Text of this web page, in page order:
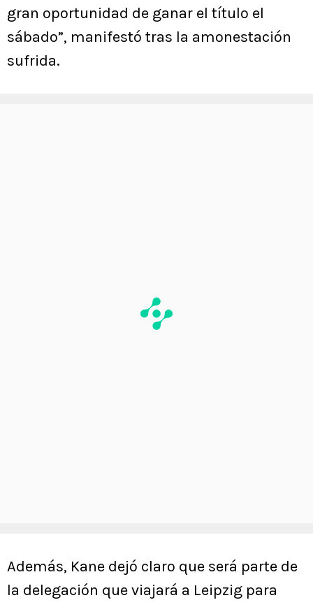
gran oportunidad de ganar el título el
sábado”, manifestó tras la amonestación
sufrida.
Además, Kane dejó claro que será parte de
la delegación que viajará a Leipzig para